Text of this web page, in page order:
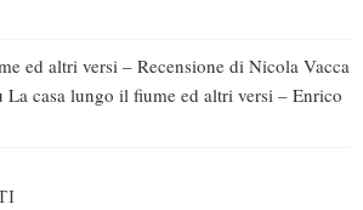
ed altri versi – Recensione di Nicola Vacca
La casa lungo il fiume ed altri versi – Enrico